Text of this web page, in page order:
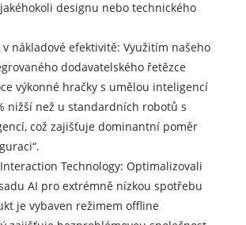
designu nebo technického
v nákladové efektivitě: Využitím našeho
dodavatelského řetězce
výkonné hračky s umělou inteligencí
nižší než u standardních robotů s
což zajišťuje dominantní poměr
Technology: Optimalizovali
AI pro extrémně nízkou spotřebu
je vybaven režimem offline